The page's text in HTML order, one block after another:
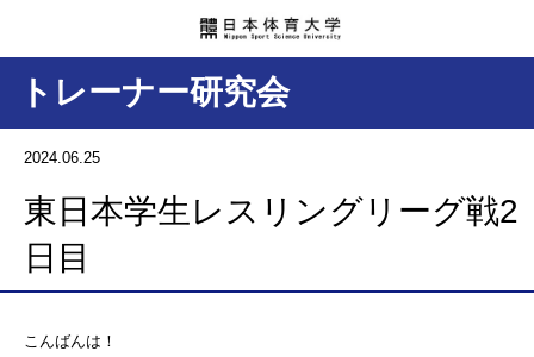
トレーナー研究会
2024.06.25
東日本学生レスリングリーグ戦2
日目
こんばんは！